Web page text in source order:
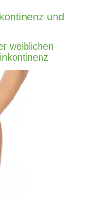
und
weiblichen